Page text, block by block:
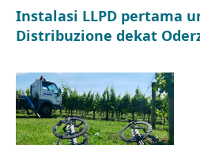
Instalasi LLPD pertama
Distribuzione dekat